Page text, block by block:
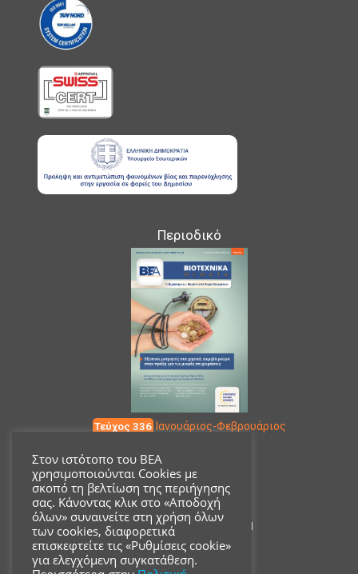
Περιοδικό
Τεύχος 336 Ιανουάριος-Φεβρουάριος
Επικοινωνία
Ακαδημίας 18, ΤΚ 10671
210 3680700
Στον ιστότοπο του ΒΕΑ
χρησιμοποιούνται Cookies με
σκοπό τη βελτίωση της περιήγησης
σας. Κάνοντας κλικ στο «Αποδοχή
όλων» συναινείτε στη χρήση όλων
των cookies, διαφορετικά
επισκεφτείτε τις «Ρυθμίσεις cookie»
για ελεγχόμενη συγκατάθεση.